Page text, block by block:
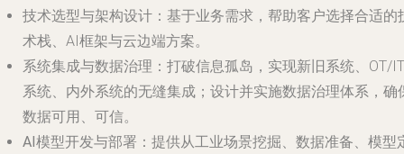
技术选型与架构设计 ：基于业务需求，帮助客户选择合适的
术栈、AI框架与云边端方案。
系统集成与数据治理 ：打破信息孤岛，实现新旧系统、OT/IT
系统、内外系统的无缝集成；设计并实施数据治理体系，确
数据可用、可信。
AI模型开发与部署 ：提供从工业场景挖掘、数据准备、模型